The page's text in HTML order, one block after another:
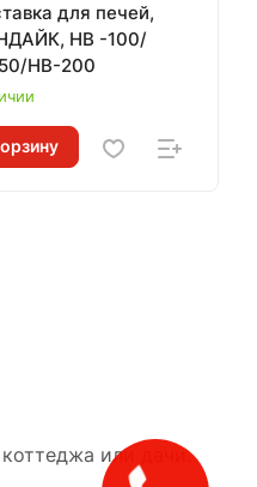
для печей,
НВ -100/
НВ-200
или дачи.